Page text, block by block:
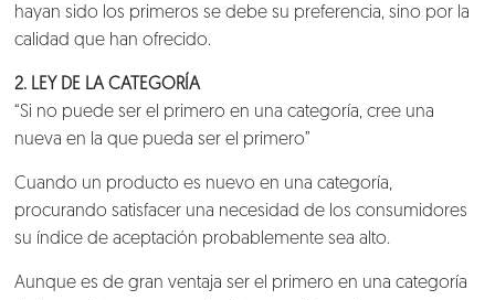
hayan sido los primeros se debe su preferencia, sino por la
calidad que han ofrecido.
2. LEY DE LA CATEGORÍA
“Si no puede ser el primero en una categoría, cree una
nueva en la que pueda ser el primero”
Cuando un producto es nuevo en una categoría,
procurando satisfacer una necesidad de los consumidores
su índice de aceptación probablemente sea alto.
Aunque es de gran ventaja ser el primero en una categoría